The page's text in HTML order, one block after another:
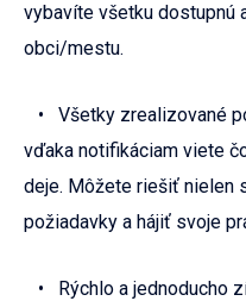
vybavíte všetku dostupnú
obci/mestu.
• Všetky zrealizované
vďaka notifikáciam viete
deje. Môžete riešiť nielen
požiadavky a hájiť svoje
• Rýchlo a jednoducho